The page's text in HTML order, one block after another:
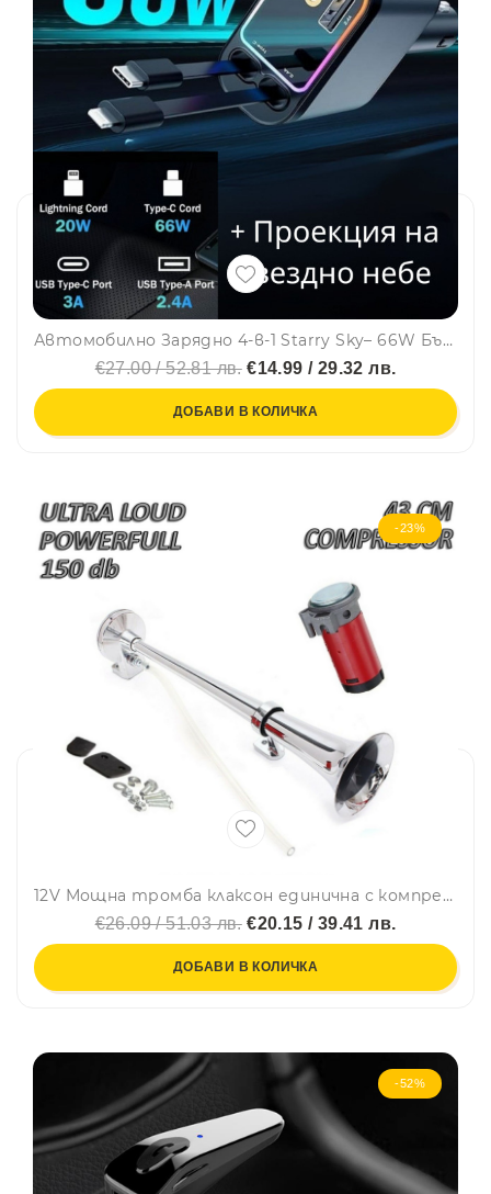
Автомобилно Зарядно 4-в-1 Starry Sky– 66W Бързо Зареждане, 80 см. кабели, USB- C, A, Iphone, със светлинен ефект звездно небе
€27.00 / 52.81 лв.€14.99 / 29.32 лв.
ДОБАВИ В КОЛИЧКА
-23%
12V Мощна тромба клаксон единична с компресор за камион бус ван автомобил 43 cm.
€26.09 / 51.03 лв.€20.15 / 39.41 лв.
ДОБАВИ В КОЛИЧКА
-52%